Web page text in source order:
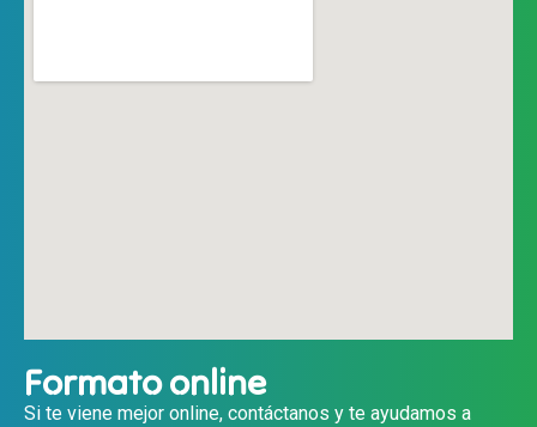
Formato online
Si te viene mejor online, contáctanos y te ayudamos a